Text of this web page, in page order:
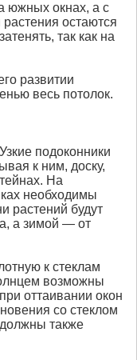
южных окнах, а с
остаются
так как на
развитии
весь потолок.
подоконники
к ним, доску,
На
необходимы
растений будут
а зимой — от
к стеклам
возможны
оттаивании окон
со стеклом
также